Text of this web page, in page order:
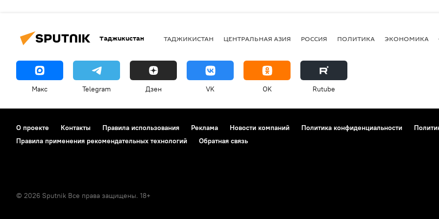
Таджикистан ТАДЖИКИСТАН ЦЕНТРАЛЬНАЯ АЗИЯ РОССИЯ ПОЛИТИКА ЭКОНОМИКА
Макс Telegram Дзен VK OK Rutube
О проекте Контакты Правила использования Реклама Новости компаний Политика конфиденциальности
Правила применения рекомендательных технологий
Обратная связь
© 2026 Sputnik Все права защищены. 18+